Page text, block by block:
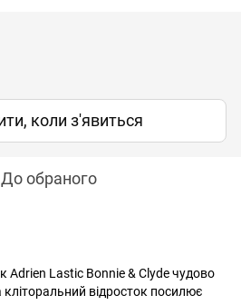
коли з'явиться
До обраного
Adrien Lastic Bonnie & Clyde чудово
кліторальний відросток посилює